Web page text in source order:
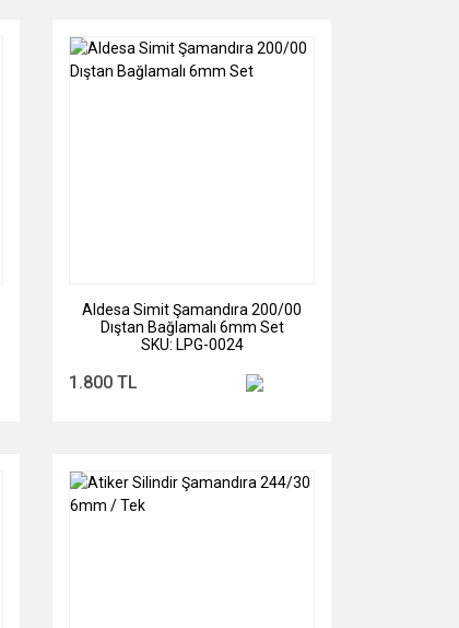
Aldesa Simit Şamandıra 200/00
Dıştan Bağlamalı 6mm Set
SKU: LPG-0024
1.800 TL